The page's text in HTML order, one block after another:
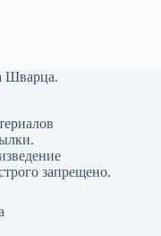
Шварца.
запрещено.